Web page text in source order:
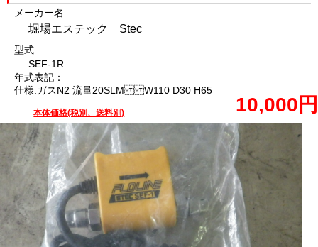
メーカー名
堀場エステック Stec
型式
SEF-1R
年式表記：
仕様:ガスN2 流量20SLM W110 D30 H65
本体価格(税別、送料別) 10,000円